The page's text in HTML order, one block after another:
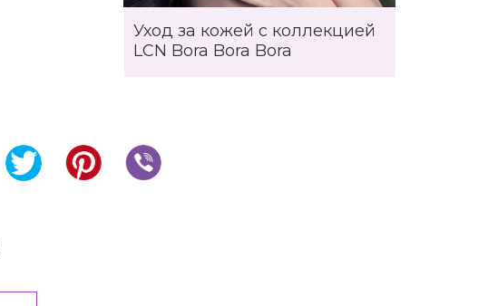
Уход за кожей с коллекцией
LCN Bora Bora Bora